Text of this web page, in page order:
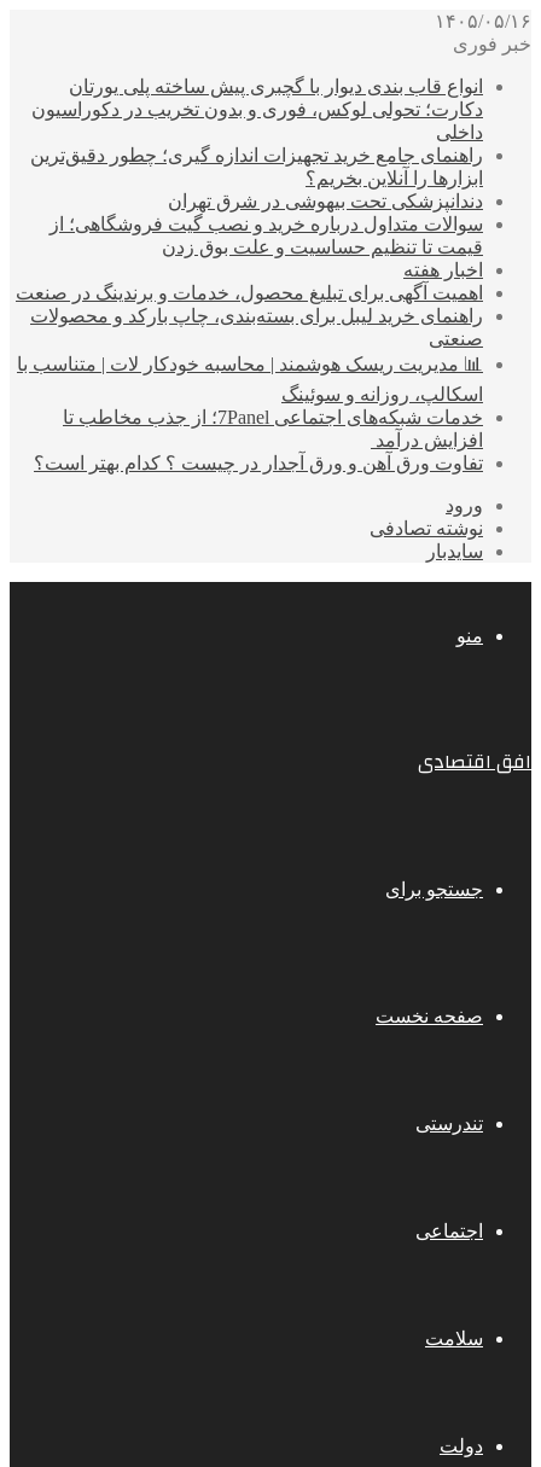
۱۴۰۵/۰۵/۱۶
خبر فوری
انواع قاب بندی دیوار با گچبری پیش ساخته پلی یورتان
دکارت؛ تحولی لوکس، فوری و بدون تخریب در دکوراسیون
داخلی
راهنمای جامع خرید تجهیزات اندازه گیری؛ چطور دقیق‌ترین
ابزارها را آنلاین بخریم؟
دندانپزشکی تحت بیهوشی در شرق تهران
سوالات متداول درباره خرید و نصب گیت فروشگاهی؛ از
قیمت تا تنظیم حساسیت و علت بوق زدن
اخبار هفته
اهمیت آگهی برای تبلیغ محصول، خدمات و برندینگ در صنعت
راهنمای خرید لیبل برای بسته‌بندی، چاپ بارکد و محصولات
صنعتی
📊 مدیریت ریسک هوشمند | محاسبه خودکار لات | متناسب با
اسکالپ، روزانه و سوئینگ
خدمات شبکه‌های اجتماعی 7Panel؛ از جذب مخاطب تا
افزایش درآمد
تفاوت ورق آهن و ورق آجدار در چیست ؟ کدام بهتر است؟
ورود
نوشته تصادفی
سایدبار
منو
افق اقتصادی
جستجو برای
صفحه نخست
تندرستی
اجتماعی
سلامت
دولت